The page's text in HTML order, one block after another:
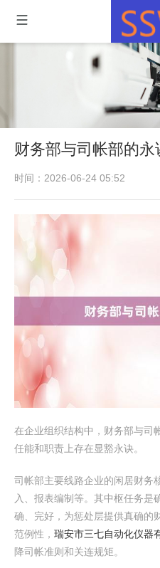
财务部与司帐部的永
时间：2026-06-24 05:52
在企业组织结构中，财务部与司
任能和职责上存在显豁永诀。
司帐部主要线路企业的闲居财务
入、报表编制等。其中枢任务是
确、完好，为惩处层提供真确的
范例性， 瑞安市三七自动化仪器
降司帐准则和关连规矩。